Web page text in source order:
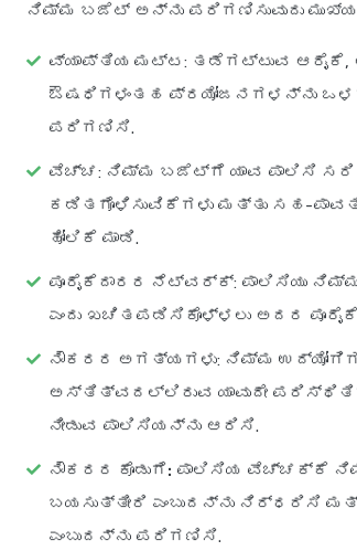
ನಿಮ್ಮ ಬಜೆಟ್ ಅನ್ನು ಪರಿಗಣಿಸುವುದು
ವ್ಯಾಪ್ತಿಯ ಮಟ್ಟ: ತಡೆಗಟ್ಟುವ
ಔಷಧಿಗಳಂತಹ ಪ್ರಯೋಜನಗಳನ್ನು
ಪರಿಗಣಿಸಿ.
ವೆಚ್ಚ: ನಿಮ್ಮ ಬಜೆಟ್‌ಗೆ ಯಾವ ಪಾಲಿಸಿ
ಕಡಿತಗೊಳಿಸುವಿಕೆಗಳು ಮತ್ತು ಸಹ-
ಹೋಲಿಕೆ ಮಾಡಿ.
ಪೂರೈಕೆದಾರರ ನೆಟ್‌ವರ್ಕ್: ಪಾಲಿಸಿಯು
ಎಂದು ಖಚಿತಪಡಿಸಿಕೊಳ್ಳಲು ಅದರ
ನೌಕರರ ಅಗತ್ಯಗಳು: ನಿಮ್ಮ
ಅಸ್ತಿತ್ವದಲ್ಲಿರುವ ಯಾವುದೇ
ನೀಡುವ ಪಾಲಿಸಿಯನ್ನು ಆರಿಸಿ.
ನೌಕರರ ಕೊಡುಗೆ: ಪಾಲಿಸಿಯ ವೆಚ್ಚಕ್ಕೆ ನಿಮ್ಮ
ಬಯಸುತ್ತೀರಿ ಎಂಬುದನ್ನು ನಿರ್ಧರಿಸಿ
ಎಂಬುದನ್ನು ಪರಿಗಣಿಸಿ.